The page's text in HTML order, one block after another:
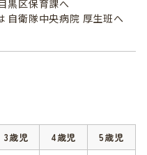
黒区保育課へ
自衛隊中央病院 厚生班へ
3歳児 4歳児
5歳児